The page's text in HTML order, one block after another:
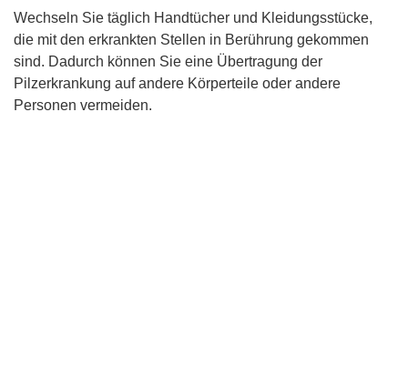
Wechseln Sie täglich Handtücher und Kleidungsstücke,
die mit den erkrankten Stellen in Berührung gekommen
sind. Dadurch können Sie eine Übertragung der
Pilzerkrankung auf andere Körperteile oder andere
Personen vermeiden.